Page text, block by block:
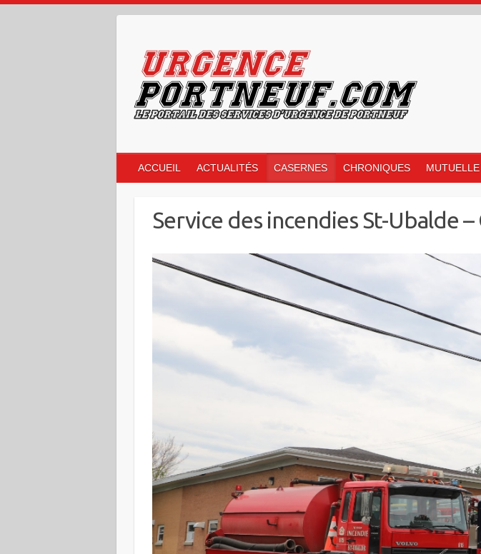
ACCUEIL ACTUALITÉS CASERNES CHRONIQUES MUTUELLE
Service des incendies St-Ubalde –